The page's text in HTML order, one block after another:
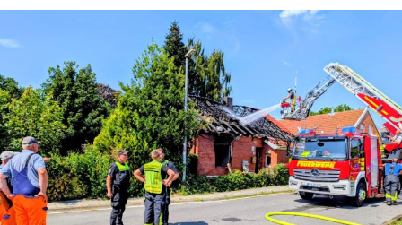
bereits auf Pro­jek­ten wie dem Ost­fries­land-Wan­der­weg
bewährt.
Es ermög­licht eine wirt­schaft­li­che und deut­li­che
Ver­län­ge­rung der Lebens­dau­er der Fahr­bah­nen.Zum
Ein­satz kommt eine spe­zi­ell ent­wi­ckel­te DSK-Ein­bau­ma­
schi­ne,die das Mate­ri­al direkt auf der Bau­stel­le als kon­ti­
nu­ier­li­che Misch- und Ein­bau­ein­heit herstellt.
Die Behör­den wei­sen jedoch aus­drück­lich dar­auf hin,
dass der Erfolg die­ses spe­zi­el­len Ver­fah­rens von dau­er­
haft geeig­ne­ten Wit­te­rungs­ver­hält­nis­sen abhängt.Die